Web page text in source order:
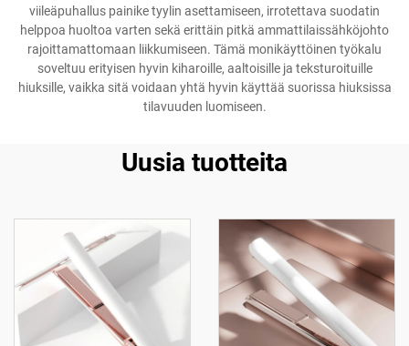
viileäpuhallus painike tyylin asettamiseen, irrotettava suodatin
helppoa huoltoa varten sekä erittäin pitkä ammattilaissähköjohto
rajoittamattomaan liikkumiseen. Tämä monikäyttöinen työkalu
soveltuu erityisen hyvin kiharoille, aaltoisille ja teksturoituille
hiuksille, vaikka sitä voidaan yhtä hyvin käyttää suorissa hiuksissa
tilavuuden luomiseen.
Uusia tuotteita